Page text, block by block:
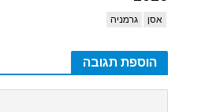
אסן גרמניה
הוספת תגובה